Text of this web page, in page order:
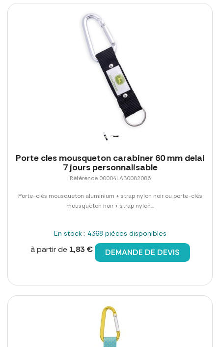
Porte cles mousqueton carabiner 60 mm delai
7 jours personnalisable
Référence 00004LAB0082086
Porte-clés mousqueton aluminium + strap nylon noir ou porte-clés
mousqueton noir + strap nylon...
En stock : 4368 pièces disponibles
à partir de 1,83 € DEMANDE DE DEVIS